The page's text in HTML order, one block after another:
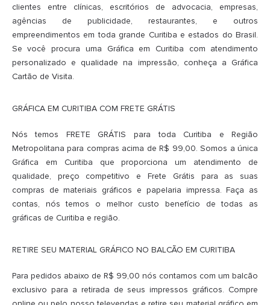
clientes entre clínicas, escritórios de advocacia, empresas,
agências de publicidade, restaurantes, e outros
empreendimentos em toda grande Curitiba e estados do Brasil.
Se você procura uma Gráfica em Curitiba com atendimento
personalizado e qualidade na impressão, conheça a Gráfica
Cartão de Visita.
GRÁFICA EM CURITIBA COM FRETE GRÁTIS
Nós temos FRETE GRÁTIS para toda Curitiba e Região
Metropolitana para compras acima de R$ 99,00. Somos a única
Gráfica em Curitiba que proporciona um atendimento de
qualidade, preço competitivo e Frete Grátis para as suas
compras de materiais gráficos e papelaria impressa. Faça as
contas, nós temos o melhor custo benefício de todas as
gráficas de Curitiba e região.
RETIRE SEU MATERIAL GRÁFICO NO BALCÃO EM CURITIBA
Para pedidos abaixo de R$ 99,00 nós contamos com um balcão
exclusivo para a retirada de seus impressos gráficos. Compre